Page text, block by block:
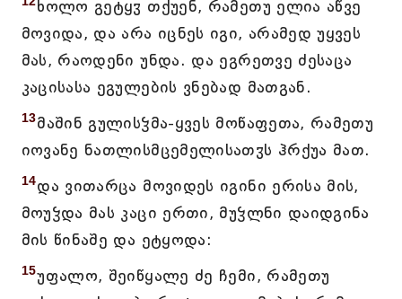
ხოლო გეტყჳ თქუენ, რამეთუ ელია აწვე
მოვიდა, და არა იცნეს იგი, არამედ უყვეს
მას, რაოდენი უნდა. და ეგრეთვე ძესაცა
კაცისასა ეგულების ვნებად მათგან.
13მაშინ გულისჴმა-ყვეს მოწაფეთა, რამეთუ
იოვანე ნათლისმცემელისათჳს ჰრქუა მათ.
14და ვითარცა მოვიდეს იგინი ერისა მის,
მოუჴდა მას კაცი ერთი, მუჴლნი დაიდგინა
მის წინაშე და ეტყოდა:
15უფალო, შეიწყალე ძე ჩემი, რამეთუ